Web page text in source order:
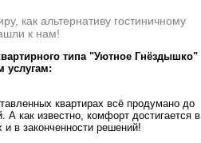
как альтернативу гостиничному
к нам!
типа "Уютное Гнёздышко"
услугам:
квартирах всё продумано до
А как известно, комфорт достигается в
и в законченности решений!